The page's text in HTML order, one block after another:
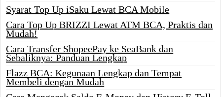
Syarat Top Up iSaku Lewat BCA Mobile
Cara Top Up BRIZZI Lewat ATM BCA, Praktis dan
Mudah!
Cara Transfer ShopeePay ke SeaBank dan
Sebaliknya: Panduan Lengkap
Flazz BCA: Kegunaan Lengkap dan Tempat
Membeli dengan Mudah